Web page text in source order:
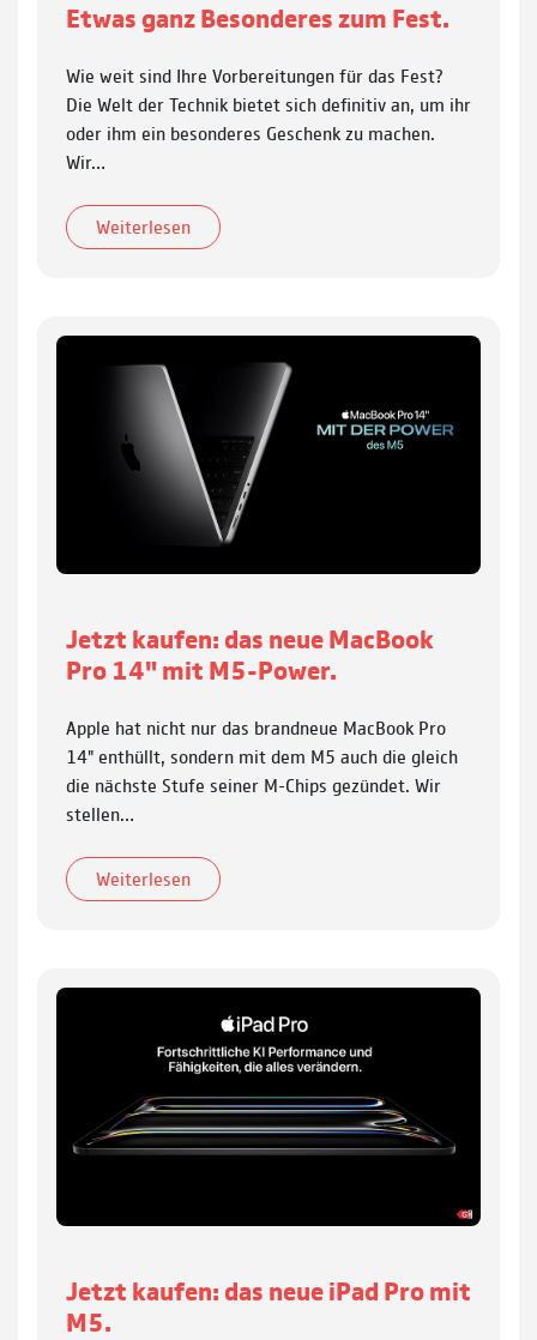
Etwas ganz Besonderes zum Fest.
Wie weit sind Ihre Vorbereitungen für das Fest?
Die Welt der Technik bietet sich definitiv an, um ihr
oder ihm ein besonderes Geschenk zu machen.
Wir…
Weiterlesen
Jetzt kaufen: das neue MacBook
Pro 14" mit M5-Power.
Apple hat nicht nur das brandneue MacBook Pro
14" enthüllt, sondern mit dem M5 auch die gleich
die nächste Stufe seiner M-Chips gezündet. Wir
stellen…
Weiterlesen
Jetzt kaufen: das neue iPad Pro mit
M5.